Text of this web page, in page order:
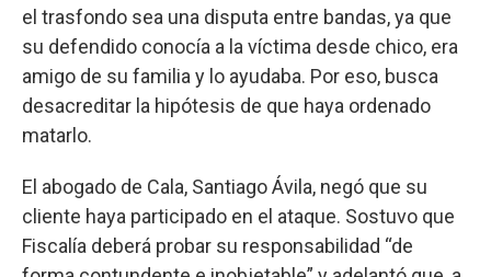
el trasfondo sea una disputa entre bandas, ya que
su defendido conocía a la víctima desde chico, era
amigo de su familia y lo ayudaba. Por eso, busca
desacreditar la hipótesis de que haya ordenado
matarlo.
El abogado de Cala, Santiago Ávila, negó que su
cliente haya participado en el ataque. Sostuvo que
Fiscalía deberá probar su responsabilidad “de